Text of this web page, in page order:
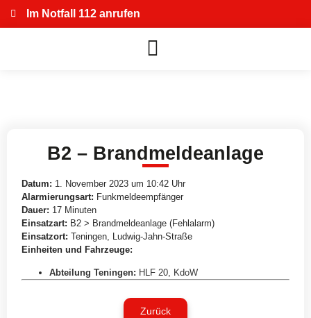
Im Notfall 112 anrufen
B2 – Brandmeldeanlage
Datum: 1. November 2023 um 10:42 Uhr
Alarmierungsart: Funkmeldeempfänger
Dauer: 17 Minuten
Einsatzart: B2 > Brandmeldeanlage (Fehlalarm)
Einsatzort: Teningen, Ludwig-Jahn-Straße
Einheiten und Fahrzeuge:
Abteilung Teningen: HLF 20, KdoW
Zurück